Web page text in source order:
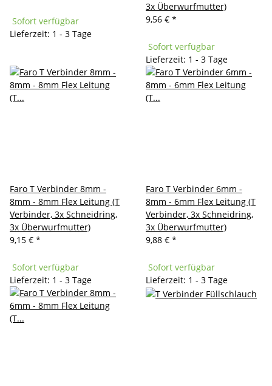
Sofort verfügbar
Lieferzeit: 1 - 3 Tage
3x Überwurfmutter)
9,56 € *
Sofort verfügbar
Lieferzeit: 1 - 3 Tage
Faro T Verbinder 8mm -
8mm - 8mm Flex Leitung (T
Verbinder, 3x Schneidring,
3x Überwurfmutter)
9,15 € *
Sofort verfügbar
Lieferzeit: 1 - 3 Tage
Faro T Verbinder 6mm -
8mm - 6mm Flex Leitung (T
Verbinder, 3x Schneidring,
3x Überwurfmutter)
9,88 € *
Sofort verfügbar
Lieferzeit: 1 - 3 Tage